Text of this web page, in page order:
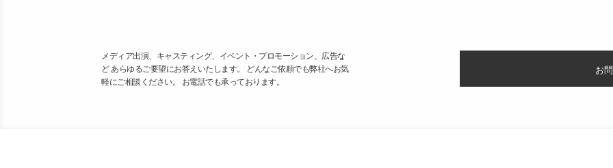
メディア出演、キャスティング、イベント・プロモーション、広告な
ど あらゆるご要望にお答えいたします。 どんなご依頼でも弊社へお気
軽にご相談ください。 お電話でも承っております。
お